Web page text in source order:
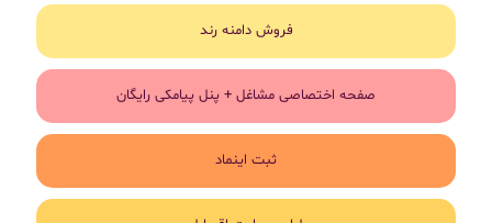
فروش دامنه رند
صفحه اختصاصی مشاغل + پنل پیامکی رایگان
ثبت اینماد